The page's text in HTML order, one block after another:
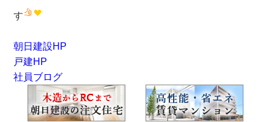
す
朝日建設HP
戸建HP
社員ブログ